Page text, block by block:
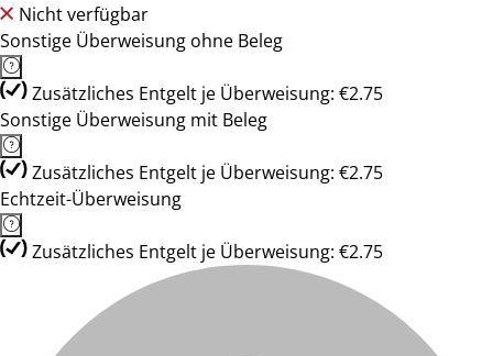
Nicht verfügbar
Sonstige Überweisung ohne Beleg
Zusätzliches Entgelt je Überweisung: €2.75
Sonstige Überweisung mit Beleg
Zusätzliches Entgelt je Überweisung: €2.75
Echtzeit-Überweisung
Zusätzliches Entgelt je Überweisung: €2.75